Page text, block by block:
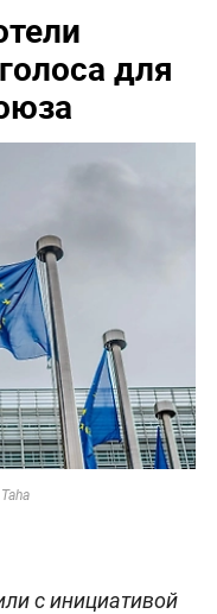
для
с инициативой